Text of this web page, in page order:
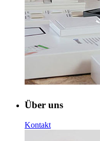
Über uns
Kontakt